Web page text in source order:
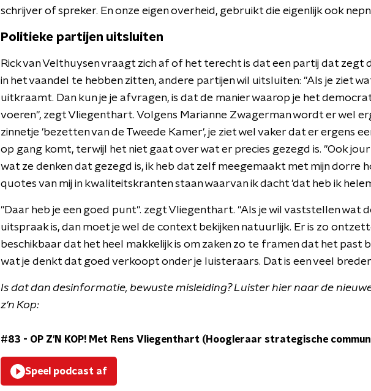
schrijver of spreker. En onze eigen overheid, gebruikt die eigenlijk ook
Politieke partijen uitsluiten
Rick van Velthuysen vraagt zich af of het terecht is dat een partij dat zegt
in het vaandel te hebben zitten, andere partijen wil uitsluiten: "Als je ziet
uitkraamt. Dan kun je je afvragen, is dat de manier waarop je het
voeren", zegt Vliegenthart. Volgens Marianne Zwagerman wordt er wel
zinnetje 'bezetten van de Tweede Kamer', je ziet wel vaker dat er ergens
op gang komt, terwijl het niet gaat over wat er precies gezegd is. "Ook
wat ze denken dat gezegd is, ik heb dat zelf meegemaakt met mijn dorre
quotes van mij in kwaliteitskranten staan waarvan ik dacht 'dat heb ik
"Daar heb je een goed punt". zegt Vliegenthart. "Als je wil vaststellen wat
uitspraak is, dan moet je wel de context bekijken natuurlijk. Er is zo
beschikbaar dat het heel makkelijk is om zaken zo te framen dat het past
wat je denkt dat goed verkoopt onder je luisteraars. Dat is een veel
Is dat dan desinformatie, bewuste misleiding? Luister hier naar de
z'n Kop:
#83 - OP Z'N KOP! Met Rens Vliegenthart (Hoogleraar strategische
Speel podcast af